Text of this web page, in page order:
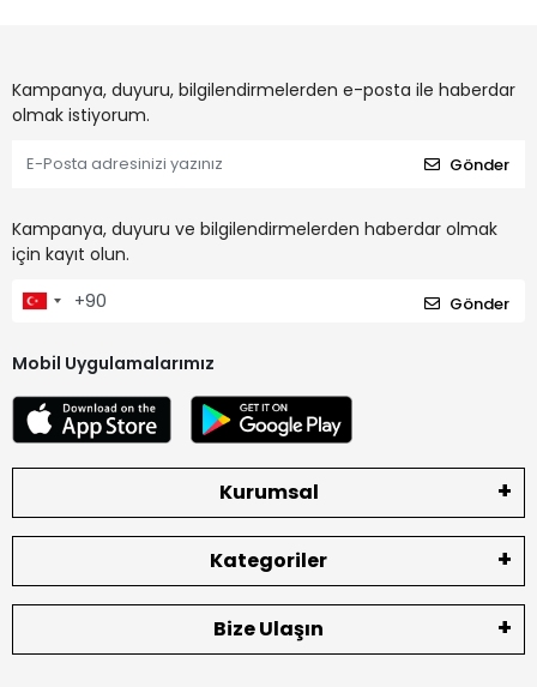
Kampanya, duyuru, bilgilendirmelerden e-posta ile haberdar
olmak istiyorum.
Gönder
Kampanya, duyuru ve bilgilendirmelerden haberdar olmak
için kayıt olun.
Gönder
Mobil Uygulamalarımız
Kurumsal
Kategoriler
Bize Ulaşın